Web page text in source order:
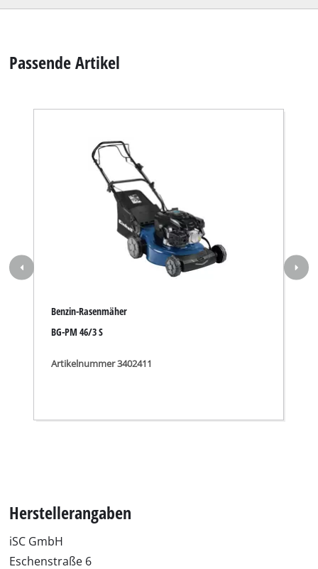
Passende Artikel
Benzin-Rasenmäher
BG-PM 46/3 S
Artikelnummer 3402411
Herstellerangaben
iSC GmbH
Eschenstraße 6